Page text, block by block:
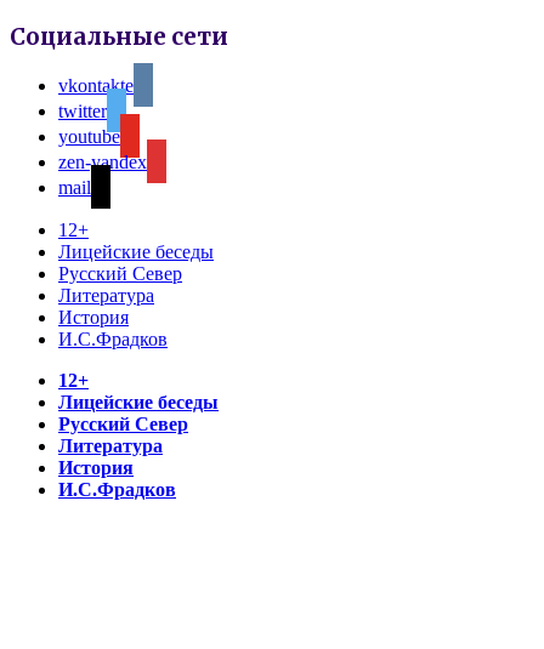
Социальные сети
vkontakte
twitter
youtube
zen-yandex
mail
12+
Лицейские беседы
Русский Север
Литература
История
И.С.Фрадков
12+
Лицейские беседы
Русский Север
Литература
История
И.С.Фрадков